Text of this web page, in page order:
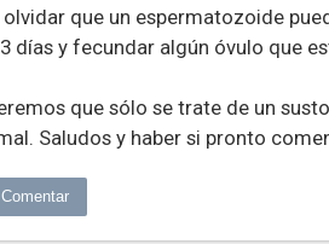
olvidar que un espermatozoide
días y fecundar algún óvulo que
que sólo se trate de un
Saludos y haber si pronto